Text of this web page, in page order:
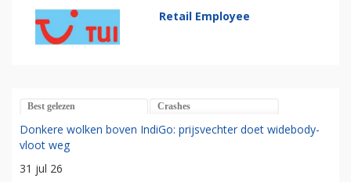
Retail Employee
Best gelezen Crashes
Donkere wolken boven IndiGo: prijsvechter doet widebody-
vloot weg
31 jul 26